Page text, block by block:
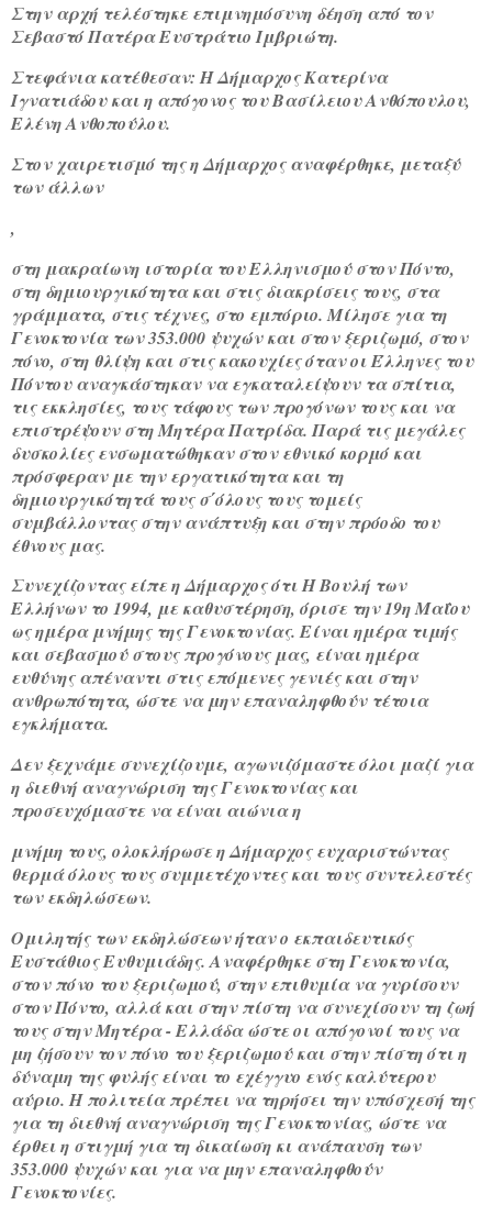
Στην αρχή τελέστηκε επιμνημόσυνη δέηση από τον
Σεβαστό Πατέρα Ευστράτιο Ιμβριώτη.
Στεφάνια κατέθεσαν: Η Δήμαρχος Κατερίνα
Ιγνατιάδου και η απόγονος του Βασίλειου Ανθόπουλου,
Ελένη Ανθοπούλου.
Στον χαιρετισμό της η Δήμαρχος αναφέρθηκε, μεταξύ
των άλλων
,
στη μακραίωνη ιστορία του Ελληνισμού στον Πόντο,
στη δημιουργικότητα και στις διακρίσεις τους, στα
γράμματα, στις τέχνες, στο εμπόριο. Μίλησε για τη
Γενοκτονία των 353.000 ψυχών και στον ξεριζωμό, στον
πόνο, στη θλίψη και στις κακουχίες όταν οι Έλληνες του
Πόντου αναγκάστηκαν να εγκαταλείψουν τα σπίτια,
τις εκκλησίες, τους τάφους των προγόνων τους και να
επιστρέψουν στη Μητέρα Πατρίδα. Παρά τις μεγάλες
δυσκολίες ενσωματώθηκαν στον εθνικό κορμό και
πρόσφεραν με την εργατικότητα και τη
δημιουργικότητά τους σ΄όλους τους τομείς
συμβάλλοντας στην ανάπτυξη και στην πρόοδο του
έθνους μας.
Συνεχίζοντας είπε η Δήμαρχος ότι Η Βουλή των
Ελλήνων το 1994, με καθυστέρηση, όρισε την 19η Μαΐου
ως ημέρα μνήμης της Γενοκτονίας. Είναι ημέρα τιμής
και σεβασμού στους προγόνους μας, είναι ημέρα
ευθύνης απέναντι στις επόμενες γενιές και στην
ανθρωπότητα, ώστε να μην επαναληφθούν τέτοια
εγκλήματα.
Δεν ξεχνάμε συνεχίζουμε, αγωνιζόμαστε όλοι μαζί για
η διεθνή αναγνώριση της Γενοκτονίας και
προσευχόμαστε να είναι αιώνια η
μνήμη τους, ολοκλήρωσε η Δήμαρχος ευχαριστώντας
θερμά όλους τους συμμετέχοντες και τους συντελεστές
των εκδηλώσεων.
Ομιλητής των εκδηλώσεων ήταν ο εκπαιδευτικός
Ευστάθιος Ευθυμιάδης. Αναφέρθηκε στη Γενοκτονία,
στον πόνο του ξεριζωμού, στην επιθυμία να γυρίσουν
στον Πόντο, αλλά και στην πίστη να συνεχίσουν τη ζωή
τους στην Μητέρα - Ελλάδα ώστε οι απόγονοί τους να
μη ζήσουν τον πόνο του ξεριζωμού και στην πίστη ότι η
δύναμη της φυλής είναι το εχέγγυο ενός καλύτερου
αύριο. Η πολιτεία πρέπει να τηρήσει την υπόσχεσή της
για τη διεθνή αναγνώριση της Γενοκτονίας, ώστε να
έρθει η στιγμή για τη δικαίωση κι ανάπαυση των
353.000 ψυχών και για να μην επαναληφθούν
Γενοκτονίες.